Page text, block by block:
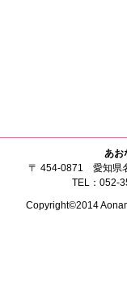
あお
〒 454-0871 愛知県
TEL：052-
Copyright©2014